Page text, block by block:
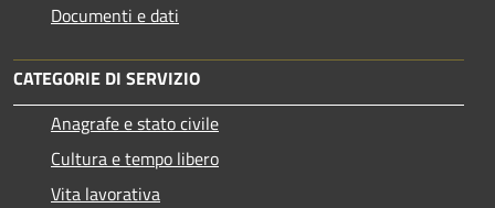
Documenti e dati
CATEGORIE DI SERVIZIO
Anagrafe e stato civile
Cultura e tempo libero
Vita lavorativa